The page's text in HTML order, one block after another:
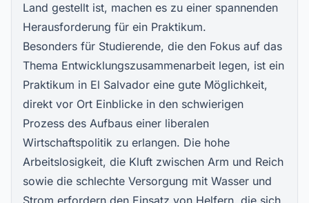
Land gestellt ist, machen es zu einer spannenden
Herausforderung für ein Praktikum.
Besonders für Studierende, die den Fokus auf das
Thema Entwicklungszusammenarbeit legen, ist ein
Praktikum in El Salvador eine gute Möglichkeit,
direkt vor Ort Einblicke in den schwierigen
Prozess des Aufbaus einer liberalen
Wirtschaftspolitik zu erlangen. Die hohe
Arbeitslosigkeit, die Kluft zwischen Arm und Reich
sowie die schlechte Versorgung mit Wasser und
Strom erfordern den Einsatz von Helfern, die sich